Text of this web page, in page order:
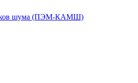
шума (ПЭМ-КАМШ)